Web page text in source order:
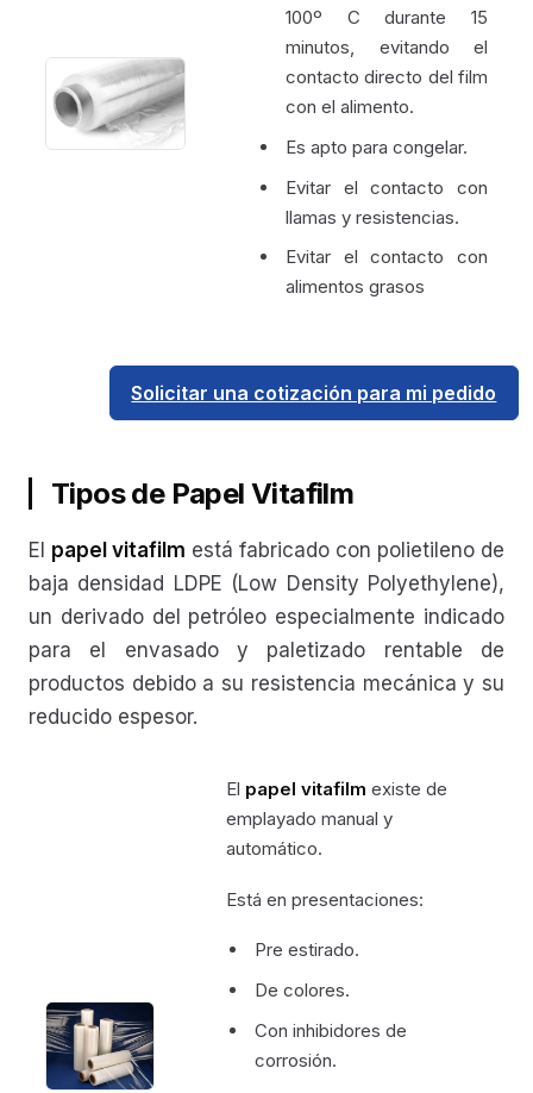
100º C durante 15
minutos, evitando el
contacto directo del film
con el alimento.
Es apto para congelar.
Evitar el contacto con
llamas y resistencias.
Evitar el contacto con
alimentos grasos
Solicitar una cotización para mi pedido
Tipos de Papel Vitafilm
El papel vitafilm está fabricado con polietileno de
baja densidad LDPE (Low Density Polyethylene),
un derivado del petróleo especialmente indicado
para el envasado y paletizado rentable de
productos debido a su resistencia mecánica y su
reducido espesor.
El papel vitafilm existe de
emplayado manual y
automático.
Está en presentaciones:
Pre estirado.
De colores.
Con inhibidores de
corrosión.